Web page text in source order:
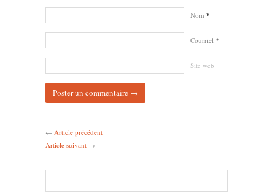
Nom *
Courriel *
Site web
← Article précédent
Article suivant →